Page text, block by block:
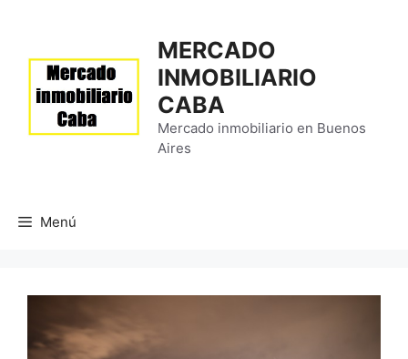
contenido
MERCADO
INMOBILIARIO
CABA
Mercado inmobiliario en Buenos
Aires
Menú